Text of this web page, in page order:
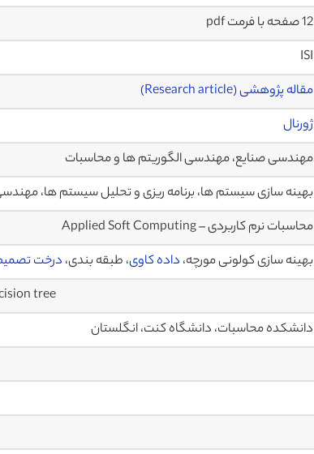
12 صفحه با فرمت pdf
ISI
مقاله پژوهشی (Research article)
ژورنال
مهندسی صنایع، مهندسی الگوریتم ها و محاسبات
بهینه سازی سیستم ها، برنامه ریزی و تحلیل سیستم ها،
محاسبات نرم کاربردی – Applied Soft Computing
بهینه سازی کولونی مورچه، داده کاوی، طبقه بندی، درخت
tree
دانشکده محاسبات، دانشگاه کنت، انگلستان